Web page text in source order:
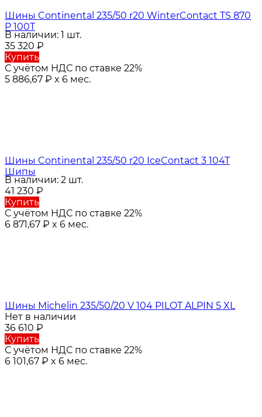
Шины Continental 235/50 r20 WinterContact TS 870
P 100T
В наличии: 1 шт.
35 320 ₽
Купить
С учётом НДС по ставке 22%
5 886,67 ₽ x 6 мес.
Шины Continental 235/50 r20 IceContact 3 104T
Шипы
В наличии: 2 шт.
41 230 ₽
Купить
С учётом НДС по ставке 22%
6 871,67 ₽ x 6 мес.
Шины Michelin 235/50/20 V 104 PILOT ALPIN 5 XL
Нет в наличии
36 610 ₽
Купить
С учётом НДС по ставке 22%
6 101,67 ₽ x 6 мес.